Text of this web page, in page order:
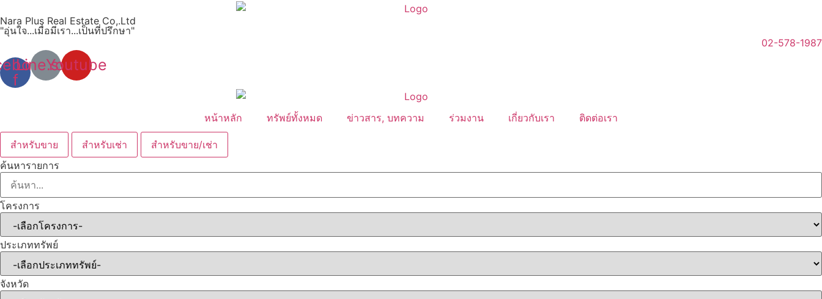
to
content
Nara Plus Real Estate Co,.Ltd
"อุ่นใจ...เมื่อมีเรา...เป็นที่ปรึกษา"
02-578-1987
f
Line.svgYoutube
หน้าหลัก ทรัพย์ทั้งหมด ข่าวสาร, บทความ ร่วมงาน เกี่ยวกับเรา ติดต่อเรา
สำหรับขาย สำหรับเช่า
สำหรับขาย/เช่า
ค้นหารายการ
โครงการ
ประเภททรัพย์
จังหวัด